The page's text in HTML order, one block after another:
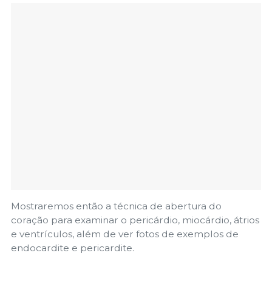
Mostraremos então a técnica de abertura do
coração para examinar o pericárdio, miocárdio, átrios
e ventrículos, além de ver fotos de exemplos de
endocardite e pericardite.